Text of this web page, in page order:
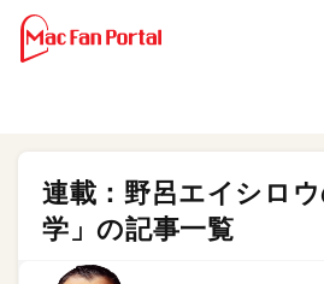
連載：野呂エイシロ
学」の記事一覧